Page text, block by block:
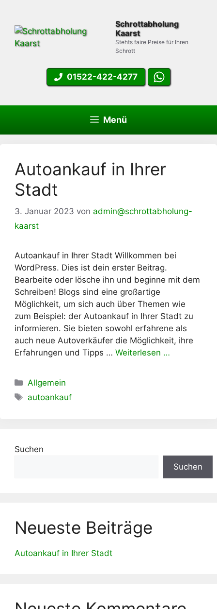
springen
Schrottabholung
Kaarst
Stehts faire Preise für Ihren
Schrott
01522-422-4277
Menü
Autoankauf in Ihrer
Stadt
3. Januar 2023 von admin@schrottabholung-
kaarst
Autoankauf in Ihrer Stadt Willkommen bei
WordPress. Dies ist dein erster Beitrag.
Bearbeite oder lösche ihn und beginne mit dem
Schreiben! Blogs sind eine großartige
Möglichkeit, um sich auch über Themen wie
zum Beispiel: der Autoankauf in Ihrer Stadt zu
informieren. Sie bieten sowohl erfahrene als
auch neue Autoverkäufer die Möglichkeit, ihre
Erfahrungen und Tipps … Weiterlesen …
Kategorien
Allgemein
Schlagwörter
autoankauf
Suchen
Suchen
Neueste Beiträge
Autoankauf in Ihrer Stadt